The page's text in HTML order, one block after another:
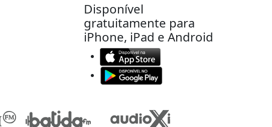
Disponível
gratuitamente para
iPhone, iPad e Android